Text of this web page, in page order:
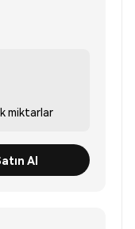
miktarlar
Al